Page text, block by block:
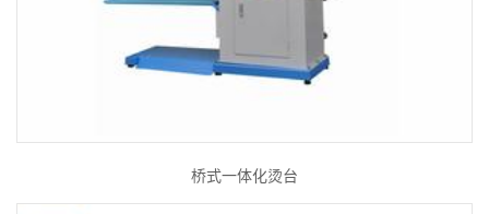
桥式一体化烫台